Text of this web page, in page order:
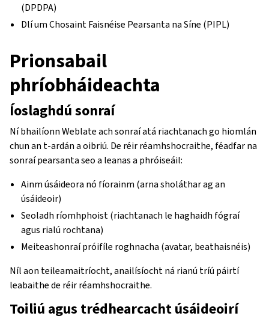
(DPDPA)
Dlí um Chosaint Faisnéise Pearsanta na Síne (PIPL)
Prionsabail
phríobháideachta
Íoslaghdú sonraí
Ní bhailíonn Weblate ach sonraí atá riachtanach go hiomlán
chun an t-ardán a oibriú. De réir réamhshocraithe, féadfar na
sonraí pearsanta seo a leanas a phróiseáil:
Ainm úsáideora nó fíorainm (arna sholáthar ag an
úsáideoir)
Seoladh ríomhphoist (riachtanach le haghaidh fógraí
agus rialú rochtana)
Meiteashonraí próifíle roghnacha (avatar, beathaisnéis)
Níl aon teileamaitríocht, anailísíocht ná rianú tríú páirtí
leabaithe de réir réamhshocraithe.
Toiliú agus trédhearcacht úsáideoirí